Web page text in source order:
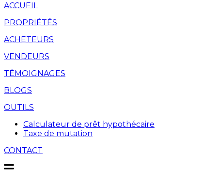
ACCUEIL
PROPRIÉTÉS
ACHETEURS
VENDEURS
TÉMOIGNAGES
BLOGS
OUTILS
Calculateur de prêt hypothécaire
Taxe de mutation
CONTACT